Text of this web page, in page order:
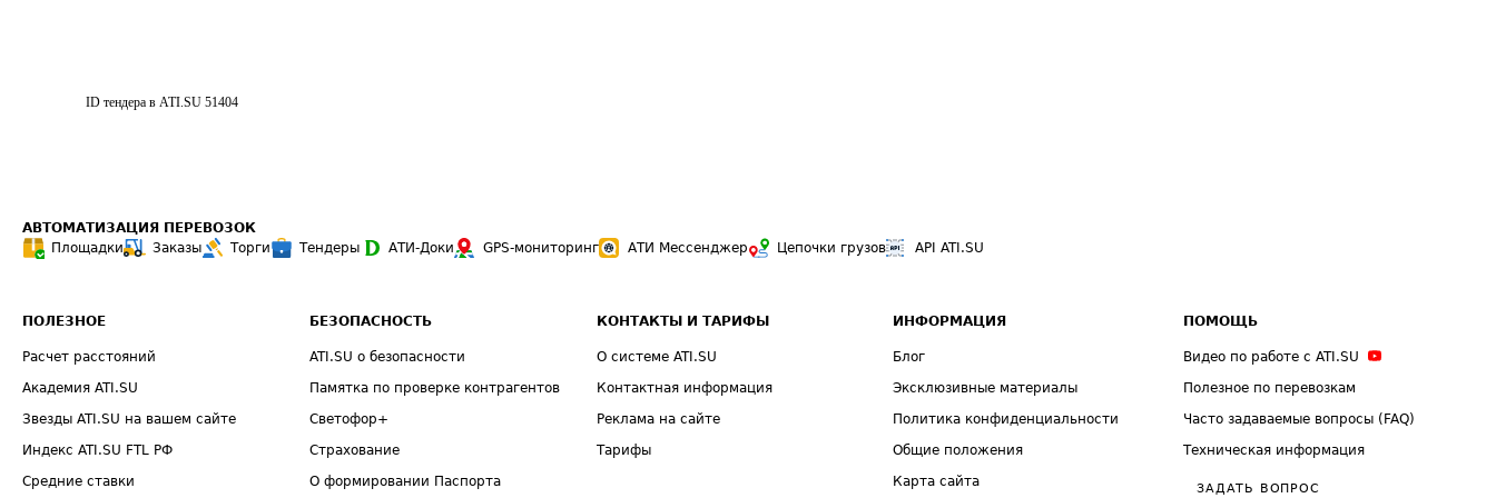
ID тендера в ATI.SU 51404
АВТОМАТИЗАЦИЯ ПЕРЕВОЗОК
Площадки
Заказы Торги Тендеры АТИ-Доки GPS-мониторинг АТИ Мессенджер Цепочки грузов API ATI.SU
ПОЛЕЗНОЕ
Расчет расстояний
Академия ATI.SU
Звезды ATI.SU на вашем сайте
Индекс ATI.SU FTL РФ
Средние ставки
БЕЗОПАСНОСТЬ
ATI.SU о безопасности
Памятка по проверке контрагентов
Светофор+
Страхование
О формировании Паспорта
КОНТАКТЫ И ТАРИФЫ
О системе ATI.SU
Контактная информация
Реклама на сайте
Тарифы
ИНФОРМАЦИЯ
Блог
Эксклюзивные материалы
Политика конфиденциальности
Общие положения
Карта сайта
ПОМОЩЬ
Видео по работе с ATI.SU
Полезное по перевозкам
Часто задаваемые вопросы (FAQ)
Техническая информация
ЗАДАТЬ ВОПРОС